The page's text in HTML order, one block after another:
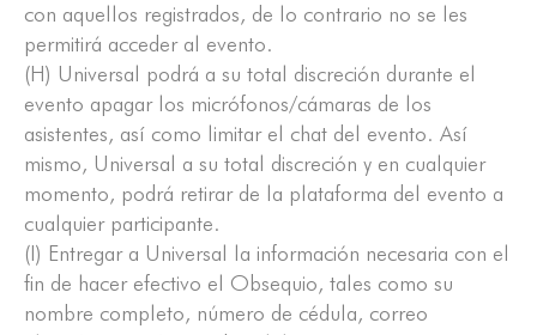
con aquellos registrados, de lo contrario no se les
permitirá acceder al evento.
(H) Universal podrá a su total discreción durante el
evento apagar los micrófonos/cámaras de los
asistentes, así como limitar el chat del evento. Así
mismo, Universal a su total discreción y en cualquier
momento, podrá retirar de la plataforma del evento a
cualquier participante.
(I) Entregar a Universal la información necesaria con el
fin de hacer efectivo el Obsequio, tales como su
nombre completo, número de cédula, correo